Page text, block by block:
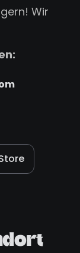
Wir